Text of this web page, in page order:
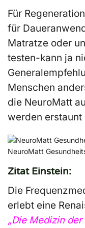
Für
für
Matratze oder
testen-kann ja
Menschen
die NeuroMatt
werden erstaunt
NeuroMatt
Zitat Einstein:
Die
erlebt eine
„Die Medizin